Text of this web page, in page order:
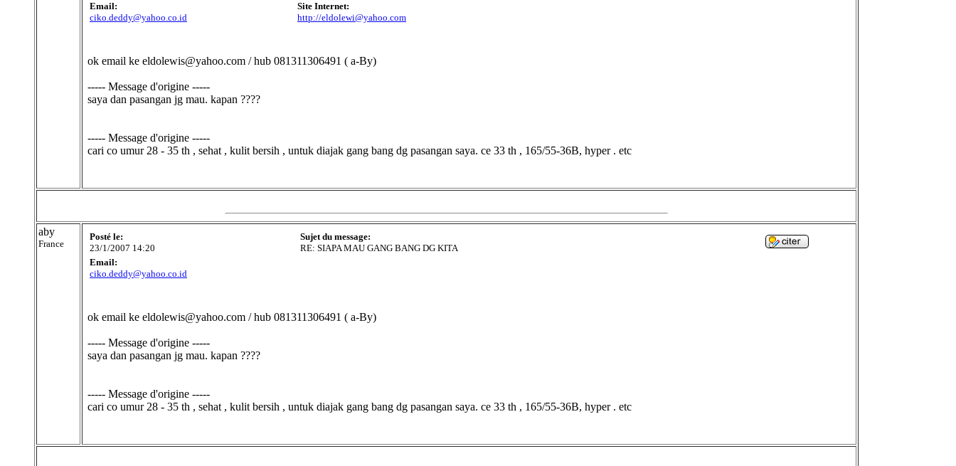
Email:
ciko.deddy@yahoo.co.id
Site Internet:
http://eldolewi@yahoo.com
ok email ke eldolewis@yahoo.com / hub 081311306491 ( a-By)
----- Message d'origine -----
saya dan pasangan jg mau. kapan ????
----- Message d'origine -----
cari co umur 28 - 35 th , sehat , kulit bersih , untuk diajak gang bang dg pasangan saya. ce 33 th , 165/55-36B, hyper . etc
aby
France
Posté le:
23/1/2007 14:20
Sujet du message:
RE: SIAPA MAU GANG BANG DG KITA
Email:
ciko.deddy@yahoo.co.id
ok email ke eldolewis@yahoo.com / hub 081311306491 ( a-By)
----- Message d'origine -----
saya dan pasangan jg mau. kapan ????
----- Message d'origine -----
cari co umur 28 - 35 th , sehat , kulit bersih , untuk diajak gang bang dg pasangan saya. ce 33 th , 165/55-36B, hyper . etc